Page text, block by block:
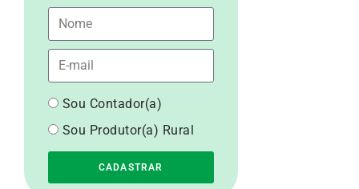
Sou Contador(a)
Sou Produtor(a) Rural
CADASTRAR